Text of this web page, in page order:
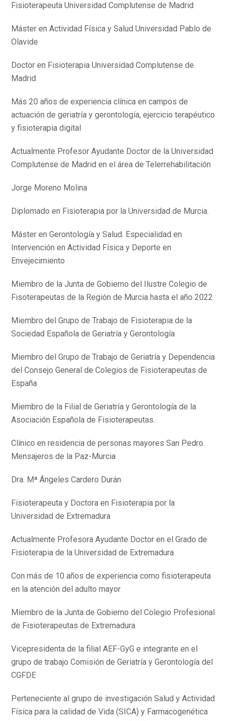
Fisioterapeuta Universidad Complutense de Madrid
Máster en Actividad Física y Salud Universidad Pablo de
Olavide
Doctor en Fisioterapia Universidad Complutense de
Madrid
Más 20 años de experiencia clínica en campos de
actuación de geriatría y gerontología, ejercicio terapéutico
y fisioterapia digital
Actualmente Profesor Ayudante Doctor de la Universidad
Complutense de Madrid en el área de Telerrehabilitación
Jorge Moreno Molina
Diplomado en Fisioterapia por la Universidad de Murcia.
Máster en Gerontología y Salud. Especialidad en
Intervención en Actividad Física y Deporte en
Envejecimiento
Miembro de la Junta de Gobierno del Ilustre Colegio de
Fisoterapeutas de la Región de Murcia hasta el año 2022
Miembro del Grupo de Trabajo de Fisioterapia de la
Sociedad Española de Geriatría y Gerontología
Miembro del Grupo de Trabajo de Geriatría y Dependencia
del Consejo General de Colegios de Fisioterapeutas de
España
Miembro de la Filial de Geriatría y Gerontología de la
Asociación Española de Fisioterapeutas.
Clínico en residencia de personas mayores San Pedro.
Mensajeros de la Paz-Murcia
Dra. Mª Ángeles Cardero Durán
Fisioterapeuta y Doctora en Fisioterapia por la
Universidad de Extremadura
Actualmente Profesora Ayudante Doctor en el Grado de
Fisioterapia de la Universidad de Extremadura
Con más de 10 años de experiencia como fisioterapeuta
en la atención del adulto mayor
Miembro de la Junta de Gobierno del Colegio Profesional
de Fisioterapeutas de Extremadura
Vicepresidenta de la filial AEF-GyG e integrante en el
grupo de trabajo Comisión de Geriatría y Gerontología del
CGFDE
Perteneciente al grupo de investigación Salud y Actividad
Física para la calidad de Vida (SICA) y Farmacogenética